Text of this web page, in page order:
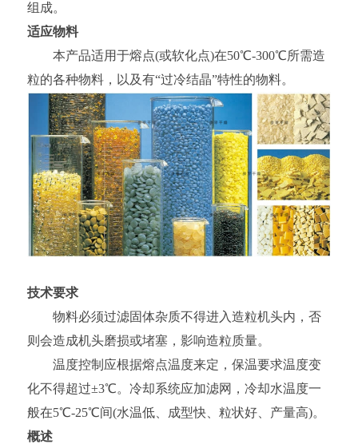
组成。
适应物料
本产品适用于熔点(或软化点)在50℃-300℃所需造
粒的各种物料，以及有“过冷结晶”特性的物料。
技术要求
物料必须过滤固体杂质不得进入造粒机头内，否
则会造成机头磨损或堵塞，影响造粒质量。
温度控制应根据熔点温度来定，保温要求温度变
化不得超过±3℃。冷却系统应加滤网，冷却水温度一
般在5℃-25℃间(水温低、成型快、粒状好、产量高)。
概述